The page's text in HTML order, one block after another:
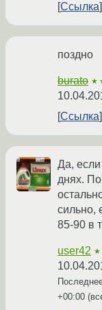
Ссылка
поздно
burato
Ссылка
Да, если
днях.
сильно,
85-90 в
user42
+00:00